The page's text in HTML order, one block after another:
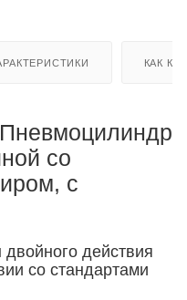
КАК
со
с
действия
со стандартами